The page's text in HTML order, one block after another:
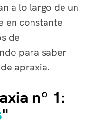
a lo largo de un
en constante
de
para saber
apraxia.
nº 1:
"